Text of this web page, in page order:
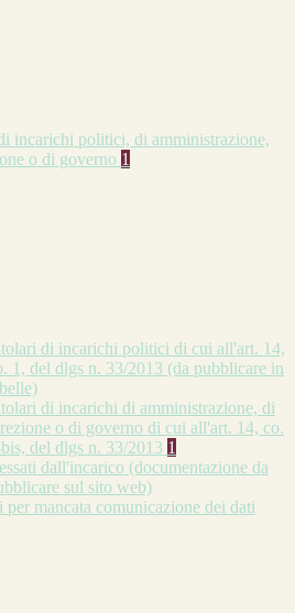
incarichi politici, di amministrazione,
o di governo 1
di incarichi politici di cui all'art. 14,
1, del dlgs n. 33/2013 (da pubblicare in
di incarichi di amministrazione, di
o di governo di cui all'art. 14, co.
del dlgs n. 33/2013 1
dall'incarico (documentazione da
sul sito web)
per mancata comunicazione dei dati